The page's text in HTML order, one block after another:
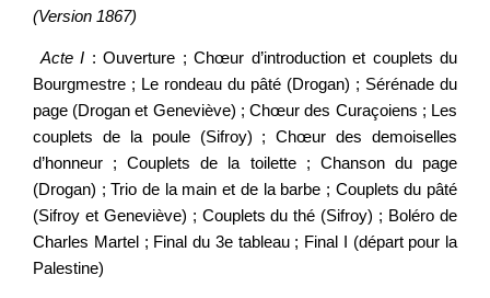
(Version 1867)
Acte I : Ouverture ; Chœur d’introduction et couplets du
Bourgmestre ; Le rondeau du pâté (Drogan) ; Sérénade du
page (Drogan et Geneviève) ; Chœur des Curaçoiens ; Les
couplets de la poule (Sifroy) ; Chœur des demoiselles
d’honneur ; Couplets de la toilette ; Chanson du page
(Drogan) ; Trio de la main et de la barbe ; Couplets du pâté
(Sifroy et Geneviève) ; Couplets du thé (Sifroy) ; Boléro de
Charles Martel ; Final du 3e tableau ; Final I (départ pour la
Palestine)